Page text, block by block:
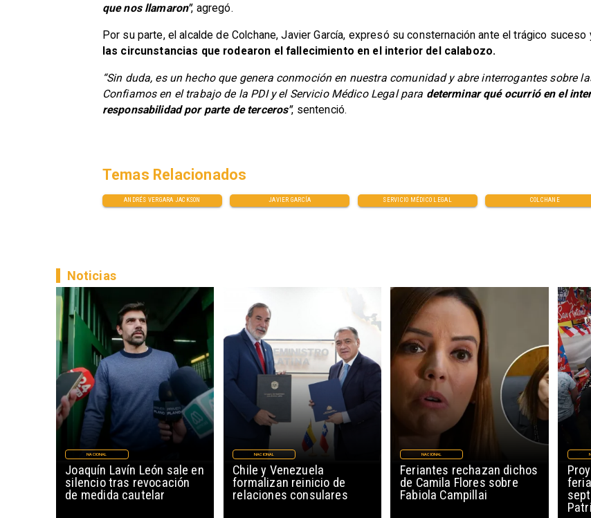
que nos llamaron", agregó.
Por su parte, el alcalde de Colchane, Javier García, expresó su consternación ante el trágico suceso
las circunstancias que rodearon el fallecimiento en el interior del calabozo.
“Sin duda, es un hecho que genera conmoción en nuestra comunidad y abre interrogantes sobre
Confiamos en el trabajo de la PDI y el Servicio Médico Legal para determinar qué ocurrió en el
responsabilidad por parte de terceros", sentenció.
ANDRÉS VERGARA JACKSON JAVIER GARCÍA SERVICIO MÉDICO LEGAL COLCHANE
Temas Relacionados
Joaquín Lavín León sale en
silencio tras revocación
de medida cautelar
NACIONAL
Noticias
Chile y Venezuela
formalizan reinicio de
relaciones consulares
NACIONAL
Feriantes rechazan dichos
de Camila Flores sobre
Fabiola Campillai
NACIONAL